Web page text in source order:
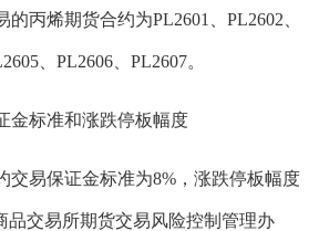
烯期货合约为PL2601、PL2602、
、PL2606、PL2607。
标准和涨跌停板幅度
易保证金标准为8%，涨跌停板幅度
品交易所期货交易风险控制管理办